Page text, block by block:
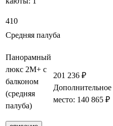
410
Средняя палуба
Панорамный
люкс 2М+ с
балконом
(средняя
палуба)
201 236 ₽
Дополнительное
место: 140 865 ₽